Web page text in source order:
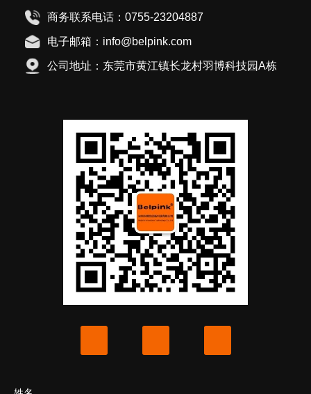
商务联系电话：0755-23204887
电子邮箱：info@belpink.com
公司地址：东莞市黄江镇长龙村羽博科技园A栋